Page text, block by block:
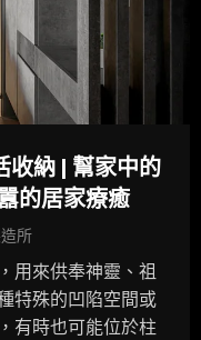
收納 | 幫家中的
的居家療癒
所
用來供奉神靈、祖
特殊的凹陷空間或
有時也可能位於柱